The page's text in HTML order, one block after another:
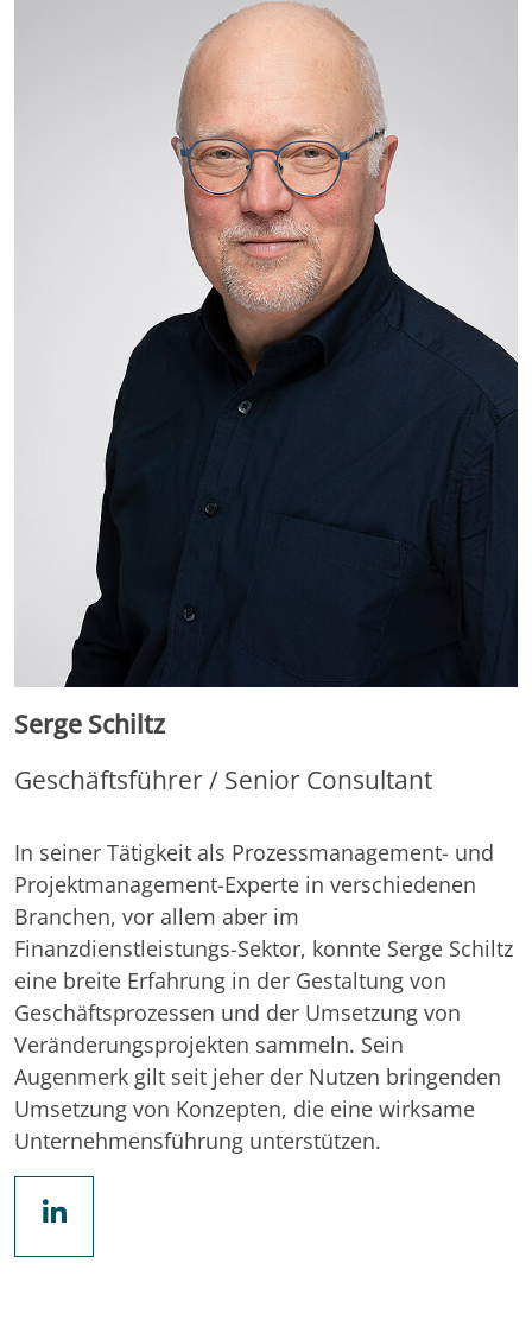
Serge Schiltz
Geschäftsführer / Senior Consultant
In seiner Tätigkeit als Prozessmanagement- und
Projektmanagement-Experte in verschiedenen
Branchen, vor allem aber im
Finanzdienstleistungs-Sektor, konnte Serge Schiltz
eine breite Erfahrung in der Gestaltung von
Geschäftsprozessen und der Umsetzung von
Veränderungsprojekten sammeln. Sein
Augenmerk gilt seit jeher der Nutzen bringenden
Umsetzung von Konzepten, die eine wirksame
Unternehmensführung unterstützen.